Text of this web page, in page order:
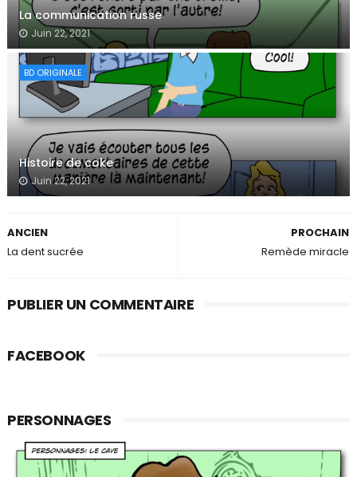
La communication russe
Juin 22, 2021
BD ORIGINALE
Histoire de coke
Juin 22, 2021
PROCHAIN
Remède miracle
ANCIEN
La dent sucrée
PUBLIER UN COMMENTAIRE
FACEBOOK
PERSONNAGES